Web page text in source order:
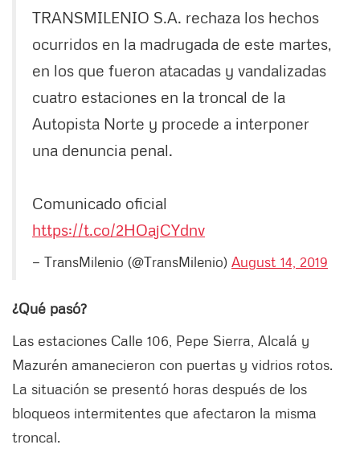
TRANSMILENIO S.A. rechaza los hechos
ocurridos en la madrugada de este martes,
en los que fueron atacadas y vandalizadas
cuatro estaciones en la troncal de la
Autopista Norte y procede a interponer
una denuncia penal.
Comunicado oficial
https://t.co/2HOajCYdnv
— TransMilenio (@TransMilenio) August 14, 2019
¿Qué pasó?
Las estaciones Calle 106, Pepe Sierra, Alcalá y
Mazurén amanecieron con puertas y vidrios rotos.
La situación se presentó horas después de los
bloqueos intermitentes que afectaron la misma
troncal.